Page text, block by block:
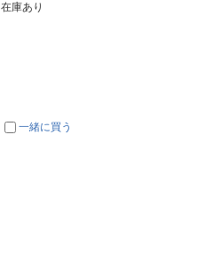
在庫あり
一緒に買う